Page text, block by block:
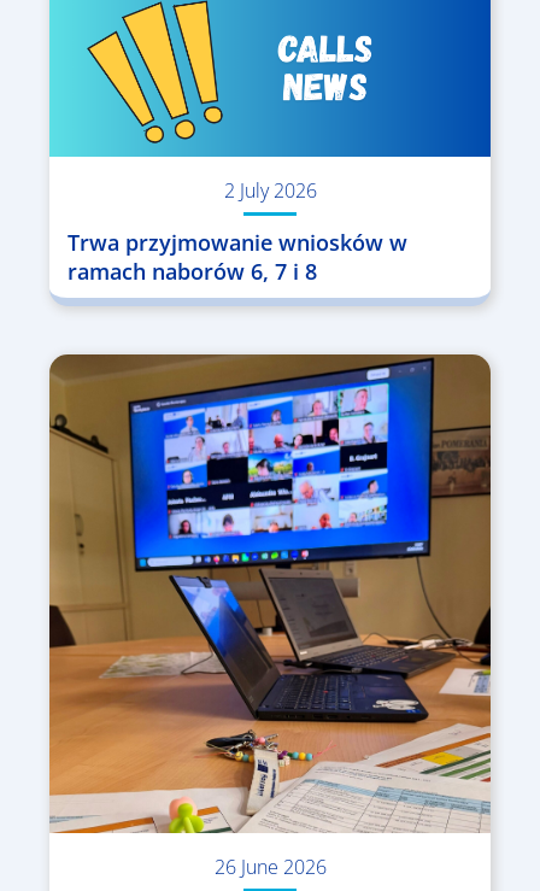
2 July 2026
Trwa przyjmowanie wniosków w
ramach naborów 6, 7 i 8
26 June 2026